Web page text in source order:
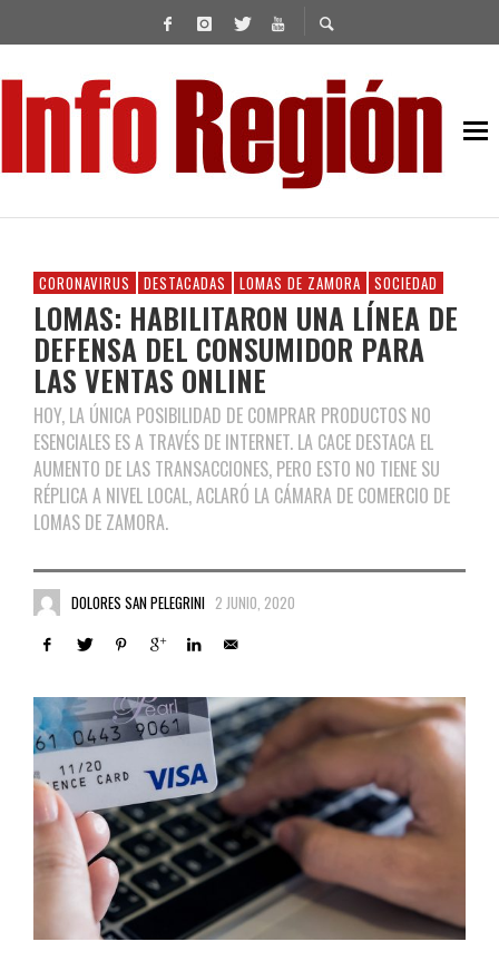
CORONAVIRUS DESTACADAS LOMAS DE ZAMORA SOCIEDAD
LOMAS: HABILITARON UNA LÍNEA DE
DEFENSA DEL CONSUMIDOR PARA
LAS VENTAS ONLINE
HOY, LA ÚNICA POSIBILIDAD DE COMPRAR PRODUCTOS NO
ESENCIALES ES A TRAVÉS DE INTERNET. LA CACE DESTACA EL
AUMENTO DE LAS TRANSACCIONES, PERO ESTO NO TIENE SU
RÉPLICA A NIVEL LOCAL, ACLARÓ LA CÁMARA DE COMERCIO DE
LOMAS DE ZAMORA.
DOLORES SAN PELEGRINI 2 JUNIO, 2020